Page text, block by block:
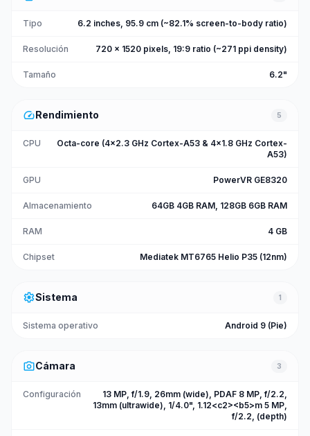
Tipo 6.2 inches, 95.9 cm (~82.1% screen-to-body ratio)
Resolución 720 x 1520 pixels, 19:9 ratio (~271 ppi density)
Tamaño 6.2"
speedRendimiento 5
CPU
Octa-core (4x2.3 GHz Cortex-A53 & 4x1.8 GHz Cortex-
A53)
GPU PowerVR GE8320
Almacenamiento 64GB 4GB RAM, 128GB 6GB RAM
RAM 4 GB
Chipset Mediatek MT6765 Helio P35 (12nm)
settingsSistema 1
Sistema operativo Android 9 (Pie)
photo_cameraCámara 3
Configuración
13 MP, f/1.9, 26mm (wide), PDAF 8 MP, f/2.2,
13mm (ultrawide), 1/4.0", 1.12<c2><b5>m 5 MP,
f/2.2, (depth)